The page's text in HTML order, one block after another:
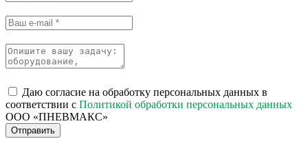
Даю согласие на обработку персональных данных в
соответствии с Политикой обработки персональных данных
ООО «ПНЕВМАКС»
Отправить